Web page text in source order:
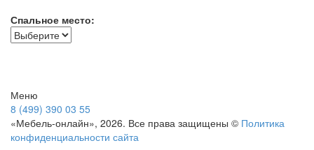
Спальное место:
Меню
8 (499) 390 03 55
«Мебель-онлайн», 2026. Все права защищены © Политика
конфиденциальности сайта